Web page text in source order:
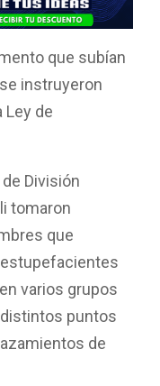
que subían
instruyeron
Ley de
División
tomaron
que
varios grupos
puntos
de